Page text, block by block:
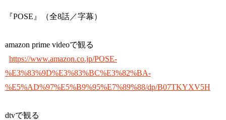
『POSE』（全8話／字幕）
amazon prime videoで観る
https://www.amazon.co.jp/POSE-
%E3%83%9D%E3%83%BC%E3%82%BA-
%E5%AD%97%E5%B9%95%E7%89%88/dp/B07TKYXV5H
dtvで観る